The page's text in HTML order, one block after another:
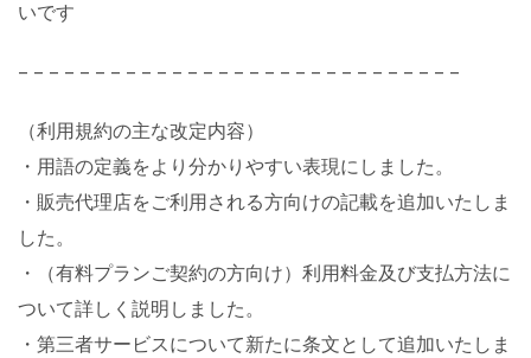
いです
– – – – – – – – – – – – – – – – – – – – – – – – – – – – –
（利用規約の主な改定内容）
・用語の定義をより分かりやすい表現にしました。
・販売代理店をご利用される方向けの記載を追加いたしま
した。
・（有料プランご契約の方向け）利用料金及び支払方法に
ついて詳しく説明しました。
・第三者サービスについて新たに条文として追加いたしま